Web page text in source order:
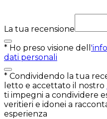
La tua recensione
* Ho preso visione dell
dati personali
* Condividendo la tua
letto e accettato il nostro
ti impegni a condividere
veritieri e idonei a
esperienza